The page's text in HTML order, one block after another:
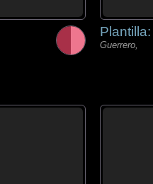
Plantilla:
Guerrero,